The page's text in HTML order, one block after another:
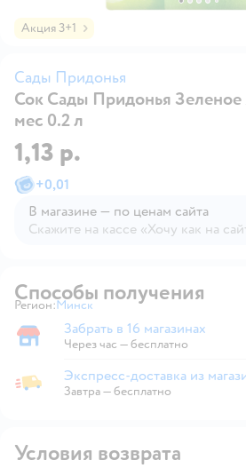
Акция 3+1
Сады Придонья
Сок Сады Придонья Зеленое
мес 0.2 л
1,13 р.
+0,01
В магазине — по ценам сайта
Скажите на кассе «Хочу как на
Способы получения
Регион: Выбор адреса доставки.
Минск
Забрать в магазине
Забрать в 16 магазинах
Через час — бесплатно
Экспресс-доставка из магазина
Экспресс-доставка из
Завтра—бесплатно
Условия возврата